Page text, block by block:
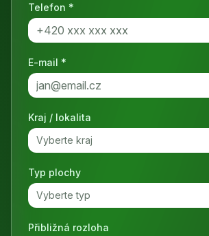
Telefon *
E-mail *
Kraj / lokalita
Vyberte kraj
Typ plochy
Vyberte typ
Přibližná rozloha